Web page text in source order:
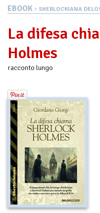
EBOOK > SHERLOCKIANA
La difesa
Holmes
racconto lungo